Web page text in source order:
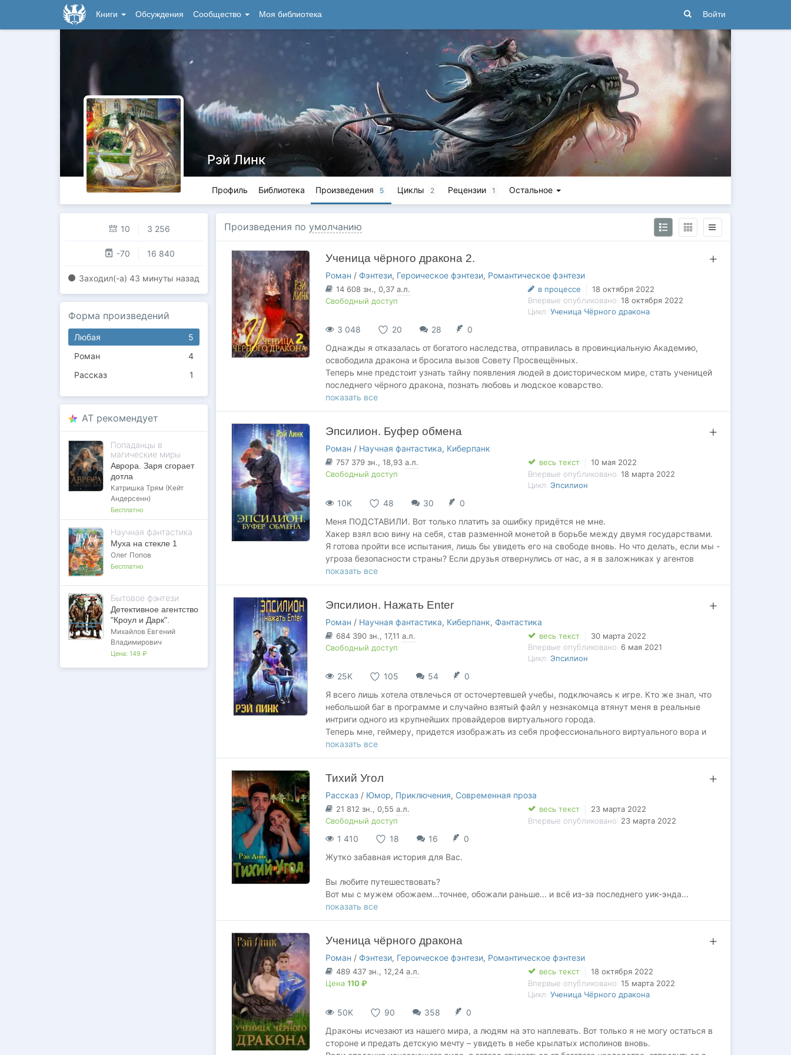
Книги Обсуждения Сообщество Моя библиотека Войти
Рэй Линк
Профиль Библиотека Произведения 5 Циклы 2 Рецензии 1 Остальное
10 3 256
-70 16 840
Заходил(-a) 43 минуты назад
Форма произведений
5
Любая
4
Роман
1
Рассказ
AT рекомендует
Попаданцы в
магические миры
Аврора. Заря сгорает
дотла
Катришка Трям (Кейт
Андерсенн)
Бесплатно
Научная фантастика
Муха на стекле 1
Олег Попов
Бесплатно
Бытовое фэнтези
Детективное агентство
"Кроул и Дарк".
Михайлов Евгений
Владимирович
Цена: 149 ₽
Произведения по умолчанию
Ученица чёрного дракона 2.
Роман / Фэнтези, Героическое фэнтези, Романтическое фэнтези
14 608 зн., 0,37 а.л.
Свободный доступ
в процессе
18 октября 2022
Впервые опубликовано: 18 октября 2022
Цикл: Ученица Чёрного дракона
3 048 20 28
0
Однажды я отказалась от богатого наследства, отправилась в провинциальную Академию,
освободила дракона и бросила вызов Совету Просвещённых.
Теперь мне предстоит узнать тайну появления людей в доисторическом мире, стать ученицей
последнего чёрного дракона, познать любовь и людское коварство.
Но правильно ли я истолковала слова учителя, возложив на себя миссию спасителя исчезающих
гигантских ящеров?
встанет маленький аэрокар с эмблемой "Северной Звезды", смогу ли я услышать зов сердца
дракона?
Со мной драконы, за его спиной люди. И кто здесь настоящий монстр ещё предстоит
показать все
Эпсилион. Буфер обмена
Роман / Научная фантастика, Киберпанк
757 379 зн., 18,93 а.л.
Свободный доступ
весь текст
10 мая 2022
Впервые опубликовано: 18 марта 2022
Цикл: Эпсилион
10K 48 30
0
Меня ПОДСТАВИЛИ. Вот только платить за ошибку придётся не мне.
Хакер взял всю вину на себя, став разменной монетой в борьбе между двумя государствами.
Я готова пройти все испытания, лишь бы увидеть его на свободе вновь. Но что делать, если мы -
угроза безопасности страны? Если друзья отвернулись от нас, а я в заложниках у агентов
кибербезопасности?
Проще погибнуть, чем спастись... Но я не намерена сдаваться!
показать все
Эпсилион. Нажать Enter
Роман / Научная фантастика, Киберпанк, Фантастика
684 390 зн., 17,11 а.л.
Свободный доступ
весь текст
30 марта 2022
Впервые опубликовано: 6 мая 2021
Цикл: Эпсилион
25K 105 54
0
Я всего лишь хотела отвлечься от осточертевшей учебы, подключаясь к игре. Кто же знал, что
небольшой баг в программе и случайно взятый файл у незнакомца втянут меня в реальные
интриги одного из крупнейших провайдеров виртуального города.
Теперь мне, геймеру, придется изображать из себя профессионального виртуального вора и
прятаться в центральном офисе компании, объявившей награду за мою голову. Вот только в
программировании я нолик без единицы и моё прикрытие придется обеспечивать самому
в борьбе свободолюбивого парня с системой?.. А тут ещё и отдел кибербезопасности наступает
на пятки...
Задача минимум – выжить самой, задача максимум – спасти пользователей от смертельно
вируса, уже успевшего убить нескольких программистов.
доверять никому нельзя, иначе можно потерять то, что дороже собственной жизни.
показать все
Тихий Угол
Рассказ / Юмор, Приключения, Современная проза
21 812 зн., 0,55 а.л.
Свободный доступ
весь текст
23 марта 2022
Впервые опубликовано: 23 марта 2022
1 410 18 16
0
Жутко забавная история для Вас.
Вы любите путешествовать?
Вот мы с мужем обожаем...точнее, обожали раньше... и всё из-за последнего уик-энда...
Поехали мы на выходные в Суздаль, а там запросилась русская душа в баньку, - для полного,
так сказать, погружения в атмосферу. А как же иначе? Какой русский человек не любит в
Предоплату внесли, а карту, как добраться до пункта назначения, внимательно не посмотрели...
Вот, знать бы заранее, где этот "Тихий угол" притаился...
показать все
Ученица чёрного дракона
Роман / Фэнтези, Героическое фэнтези, Романтическое фэнтези
489 437 зн., 12,24 а.л.
Цена 110 ₽
весь текст
18 октября 2022
Впервые опубликовано: 15 марта 2022
Цикл: Ученица Чёрного дракона
50K 90 358
0
Драконы исчезают из нашего мира, а людям на это наплевать. Вот только я не могу остаться в
стороне и предать детскую мечту – увидеть в небе крылатых исполинов вновь.